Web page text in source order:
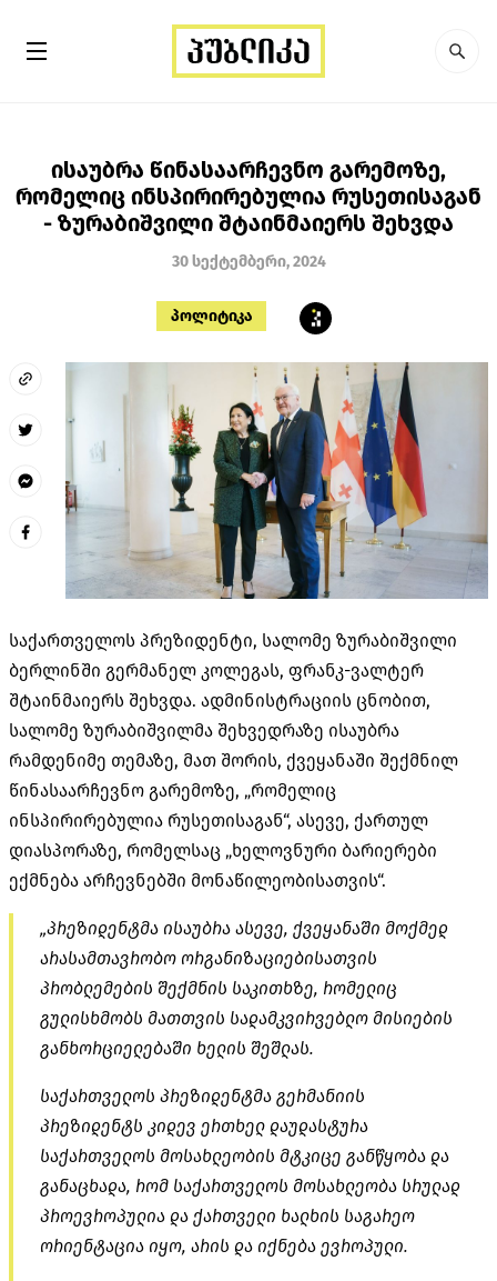
ისაუბრა წინასაარჩევნო გარემოზე,
რომელიც ინსპირირებულია რუსეთისაგან
- ზურაბიშვილი შტაინმაიერს შეხვდა
30 სექტემბერი, 2024
პოლიტიკა
საქართველოს პრეზიდენტი, სალომე ზურაბიშვილი
ბერლინში გერმანელ კოლეგას, ფრანკ-ვალტერ
შტაინმაიერს შეხვდა. ადმინისტრაციის ცნობით,
სალომე ზურაბიშვილმა შეხვედრაზე ისაუბრა
რამდენიმე თემაზე, მათ შორის, ქვეყანაში შექმნილ
წინასაარჩევნო გარემოზე, „რომელიც
ინსპირირებულია რუსეთისაგან“, ასევე, ქართულ
დიასპორაზე, რომელსაც „ხელოვნური ბარიერები
ექმნება არჩევნებში მონაწილეობისათვის“.
„პრეზიდენტმა ისაუბრა ასევე, ქვეყანაში მოქმედ
არასამთავრობო ორგანიზაციებისათვის
პრობლემების შექმნის საკითხზე, რომელიც
გულისხმობს მათთვის სადამკვირვებლო მისიების
განხორციელებაში ხელის შეშლას.
საქართველოს პრეზიდენტმა გერმანიის
პრეზიდენტს კიდევ ერთხელ დაუდასტურა
საქართველოს მოსახლეობის მტკიცე განწყობა და
განაცხადა, რომ საქართველოს მოსახლეობა სრულად
პროევროპულია და ქართველი ხალხის საგარეო
ორიენტაცია იყო, არის და იქნება ევროპული.